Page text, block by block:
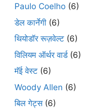
Paulo Coelho (6)
डेल कार्नेगी (6)
थियोडॉर रूज़वेल्ट (6)
विलियम ऑर्थर वार्ड(6)
मॅई वेस्ट (6)
Woody Allen (6)
बिल गेट्स(6)